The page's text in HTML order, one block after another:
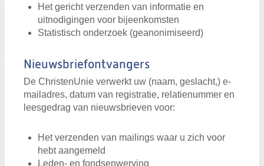
Het gericht verzenden van informatie en
uitnodigingen voor bijeenkomsten
Statistisch onderzoek (geanonimiseerd)
Nieuwsbriefontvangers
De ChristenUnie verwerkt uw (naam, geslacht,) e-
mailadres, datum van registratie, relatienummer en
leesgedrag van nieuwsbrieven voor:
Het verzenden van mailings waar u zich voor
hebt aangemeld
Leden- en fondsenwerving